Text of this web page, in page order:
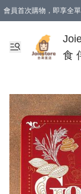
會員首次購物，即享全單
購物滿 HKD 350.00即
食